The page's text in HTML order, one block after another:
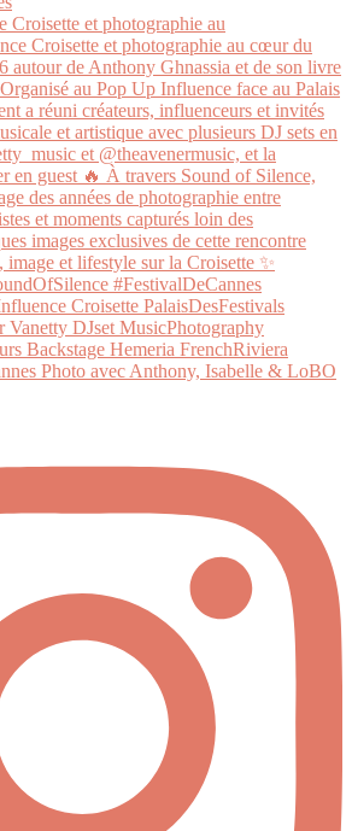
Croisette et photographie au